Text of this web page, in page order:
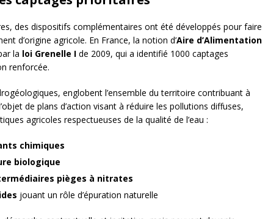
des dispositifs complémentaires ont été développés pour faire
d’origine agricole. En France, la notion d’Aire d’Alimentation
la loi Grenelle I de 2009, qui a identifié 1000 captages
renforcée.
englobent l’ensemble du territoire contribuant à
de plans d’action visant à réduire les pollutions diffuses,
agricoles respectueuses de la qualité de l’eau :
chimiques
biologique
pièges à nitrates
jouant un rôle d’épuration naturelle